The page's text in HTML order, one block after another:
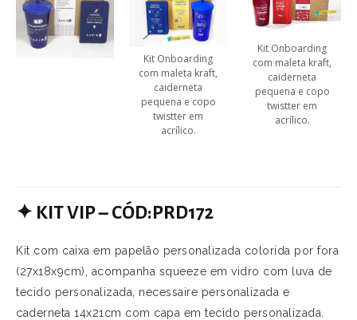
Kit Onboarding
com maleta kraft,
caiderneta
pequena e copo
twistter em
acrílico.
Kit Onboarding
com maleta kraft,
caiderneta
pequena e copo
twistter em
acrílico.
✦ KIT VIP – CÓD:PRD172
Kit com caixa em papelão personalizada colorida por fora
(27x18x9cm), acompanha squeeze em vidro com luva de
tecido personalizada, necessaire personalizada e
caderneta 14x21cm com capa em tecido personalizada.